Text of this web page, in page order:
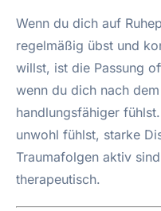
Wenn du dich auf
regelmäßig übst und
willst, ist die Passung
wenn du dich nach
handlungsfähiger
unwohl fühlst, starke
Traumafolgen aktiv
therapeutisch.